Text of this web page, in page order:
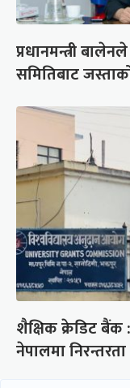
प्रधानमन्त्री
समितिबाट
शैक्षिक क्रेडिट बैंक
नेपालमा निरन्तरता